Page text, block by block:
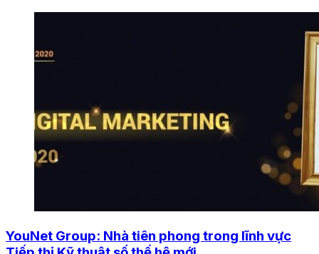
YouNet Group: Nhà tiên phong trong lĩnh vực